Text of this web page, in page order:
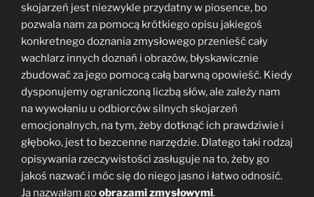
skojarzeń jest niezwykle przydatny w piosence, bo
pozwala nam za pomocą krótkiego opisu jakiegoś
konkretnego doznania zmysłowego przenieść cały
wachlarz innych doznań i obrazów, błyskawicznie
zbudować za jego pomocą całą barwną opowieść. Kiedy
dysponujemy ograniczoną liczbą słów, ale zależy nam
na wywołaniu u odbiorców silnych skojarzeń
emocjonalnych, na tym, żeby dotknąć ich prawdziwie i
głęboko, jest to bezcenne narzędzie. Dlatego taki rodzaj
opisywania rzeczywistości zasługuje na to, żeby go
jakoś nazwać i móc się do niego jasno i łatwo odnosić.
Ja nazwałam goobrazami zmysłowymi.